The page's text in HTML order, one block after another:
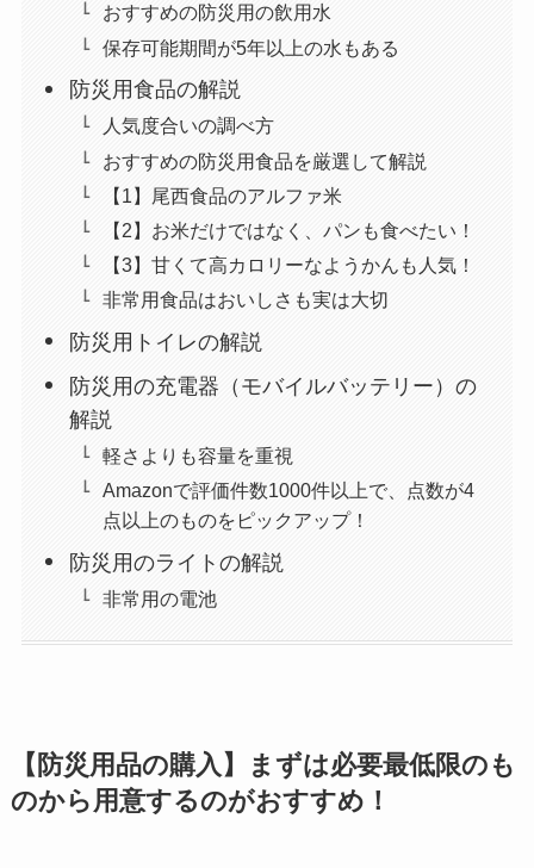
おすすめの防災用の飲用水
保存可能期間が5年以上の水もある
防災用食品の解説
人気度合いの調べ方
おすすめの防災用食品を厳選して解説
【1】尾西食品のアルファ米
【2】お米だけではなく、パンも食べたい！
【3】甘くて高カロリーなようかんも人気！
非常用食品はおいしさも実は大切
防災用トイレの解説
防災用の充電器（モバイルバッテリー）の
解説
軽さよりも容量を重視
Amazonで評価件数1000件以上で、点数が4
点以上のものをピックアップ！
防災用のライトの解説
非常用の電池
【防災用品の購入】まずは必要最低限のも
のから用意するのがおすすめ！